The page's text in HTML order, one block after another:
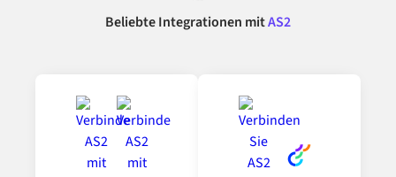
Beliebte Integrationen mitAS2